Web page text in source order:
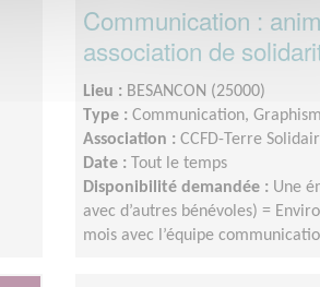
Communication :
association de
Lieu : BESANCON (25000)
Type : Communication,
Association : CCFD-Terre
Date :
Tout le temps
Disponibilité demandée : Une
avec d’autres bénévoles) =
mois avec l’équipe